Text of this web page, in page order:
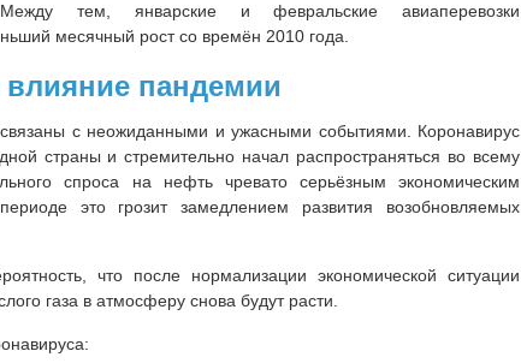
тем, январские и февральские авиаперевозки
месячный рост со времён 2010 года.
пандемии
с неожиданными и ужасными событиями. Коронавирус
страны и стремительно начал распространяться во всему
спроса на нефть чревато серьёзным экономическим
это грозит замедлением развития возобновляемых
что после нормализации экономической ситуации
газа в атмосферу снова будут расти.